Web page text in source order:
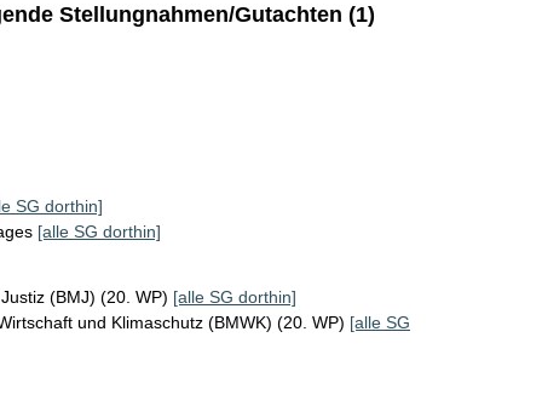
Stellungnahmen/Gutachten (1)
SG dorthin]
[alle SG dorthin]
(BMJ) (20. WP) [alle SG dorthin]
und Klimaschutz (BMWK) (20. WP) [alle SG